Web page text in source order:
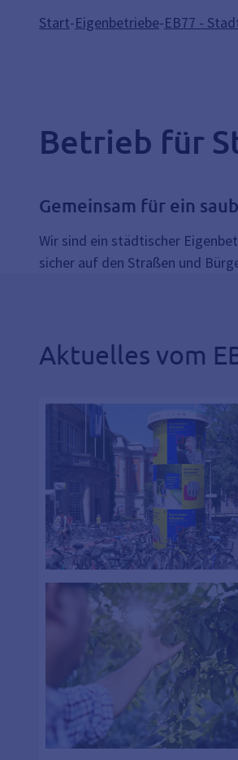
Start-Eigenbetriebe-EB77 -
Betrieb für
Gemeinsam für ein
Wir sind ein städtischer
sicher auf den Straßen und
Aktuelles vom